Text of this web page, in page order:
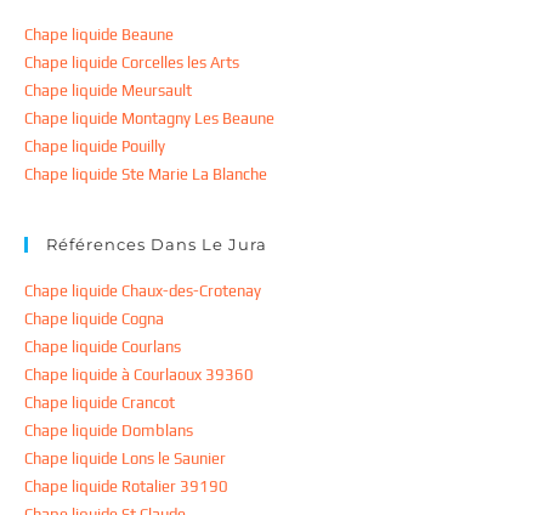
Chape liquide Beaune
Chape liquide Corcelles les Arts
Chape liquide Meursault
Chape liquide Montagny Les Beaune
Chape liquide Pouilly
Chape liquide Ste Marie La Blanche
Références Dans Le Jura
Chape liquide Chaux-des-Crotenay
Chape liquide Cogna
Chape liquide Courlans
Chape liquide à Courlaoux 39360
Chape liquide Crancot
Chape liquide Domblans
Chape liquide Lons le Saunier
Chape liquide Rotalier 39190